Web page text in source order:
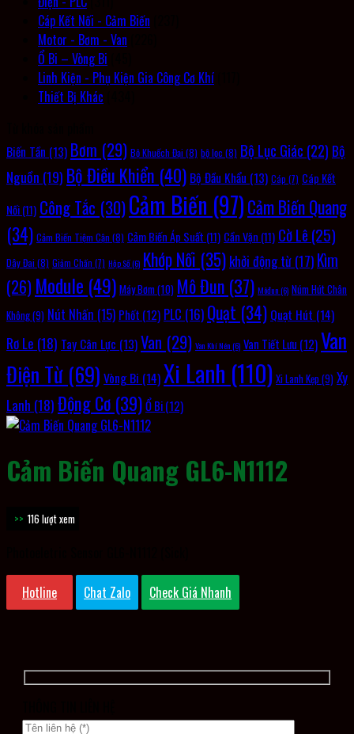
Cáp Kết Nối - Cảm Biến
Motor - Bơm - Van
Ổ Bi – Vòng Bi
Linh Kiện - Phụ Kiện Gia Công Cơ Khí
Thiết Bị Khác
Biến Tần (13) Bơm (29) Bộ Khuếch Đại (8) bộ lọc (8) Bộ Lục Giác (22) Bộ
Nguồn (19) Bộ Điều Khiển (40) Bộ Đầu Khẩu (13) Cáp (7) Cáp Kết
Nối(11) Công Tắc (30)Cảm Biến (97)Cảm Biến Quang
(34) Cảm Biến Tiệm Cận (8) Cảm Biến Áp Suất (11) Cần Vặn (11) Cờ Lê (25)
Dây Đai (8) Giảm Chấn (7) Hộp Số(6) Khớp Nối (35) khởi động từ (17) Kìm
(26) Module (49) Máy Bơm(10) Mô Đun (37) Môđun(6) Núm Hút Chân
Không(9) Nút Nhấn (15) Phốt (12) PLC (16) Quạt (34) Quạt Hút (14)
Rơ Le (18) Tay Cân Lực (13)Van (29) Van Khí Nén(6) Van Tiết Lưu (12)Van
Điện Từ (69) Vòng Bi (14)Xi Lanh (110) Xi Lanh Kẹp (9) Xy
Lanh (18)Động Cơ (39)Ổ Bi(12)
Cảm Biến Quang GL6-N1112
116 lượt xem
Hotline Chat Zalo Check Giá Nhanh